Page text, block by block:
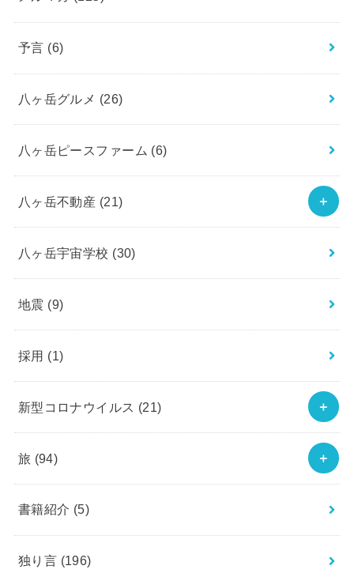
予言 (6)
八ヶ岳グルメ (26)
八ヶ岳ピースファーム (6)
八ヶ岳不動産 (21)
八ヶ岳宇宙学校 (30)
地震 (9)
採用 (1)
新型コロナウイルス (21)
旅 (94)
書籍紹介 (5)
独り言 (196)